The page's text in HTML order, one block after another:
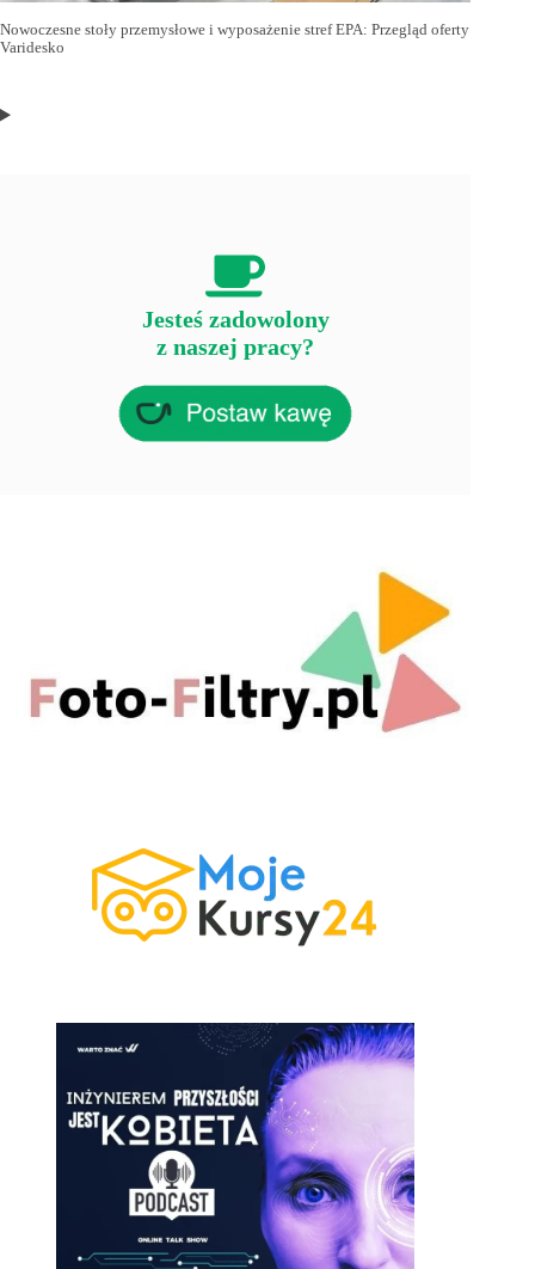
Nowoczesne stoły przemysłowe i wyposażenie stref EPA: Przegląd oferty
Varidesko
Jesteś zadowolony
z naszej pracy?